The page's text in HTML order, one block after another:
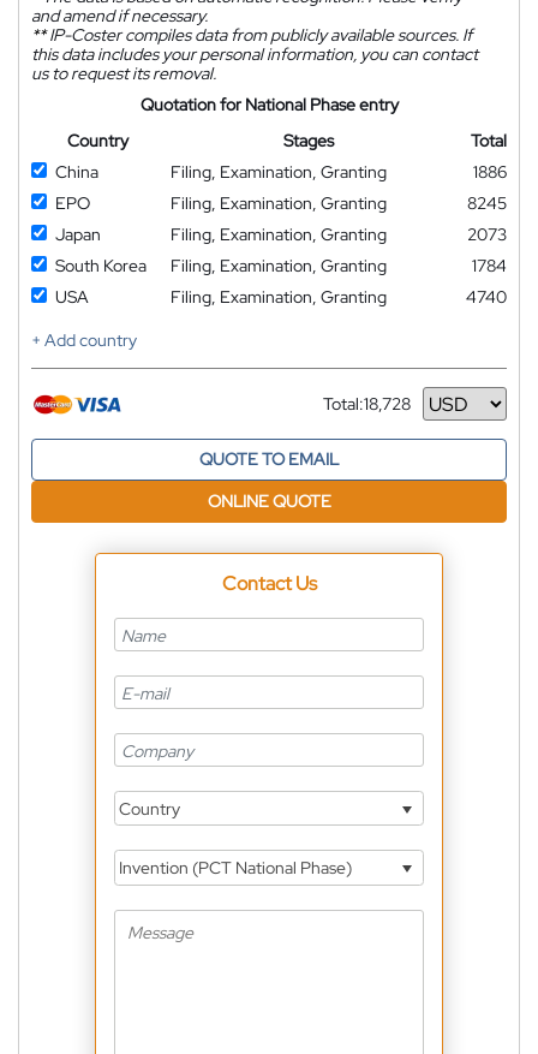
and amend if necessary.
**IP-Coster compiles data from publicly available sources. If
this data includes your personal information, you can contact
us to request its removal.
Quotation for National Phase entry
Country
Stages
Total
China
Filing, Examination, Granting
1886
EPO
Filing, Examination, Granting
8245
Japan
Filing, Examination, Granting
2073
South Korea
Filing, Examination, Granting
1784
USA
Filing, Examination, Granting
4740
+ Add country
Total:18,728
Currency
QUOTE TO EMAIL
ONLINE QUOTE
Contact Us
Country
Invention (PCT National Phase)